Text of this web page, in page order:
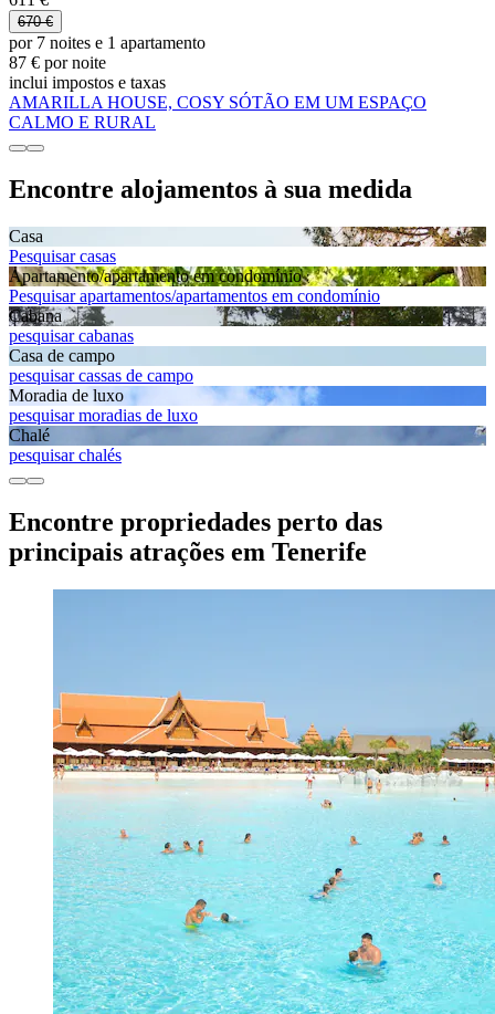
670 €
por 7 noites e 1 apartamento
87 € por noite
inclui impostos e taxas
AMARILLA HOUSE, COSY SÓTÃO EM UM ESPAÇO
CALMO E RURAL
Encontre alojamentos à sua medida
Casa
Pesquisar casas
Apartamento/apartamento em condomínio
Pesquisar apartamentos/apartamentos em condomínio
Cabana
pesquisar cabanas
Casa de campo
pesquisar cassas de campo
Moradia de luxo
pesquisar moradias de luxo
Chalé
pesquisar chalés
Encontre propriedades perto das
principais atrações em Tenerife